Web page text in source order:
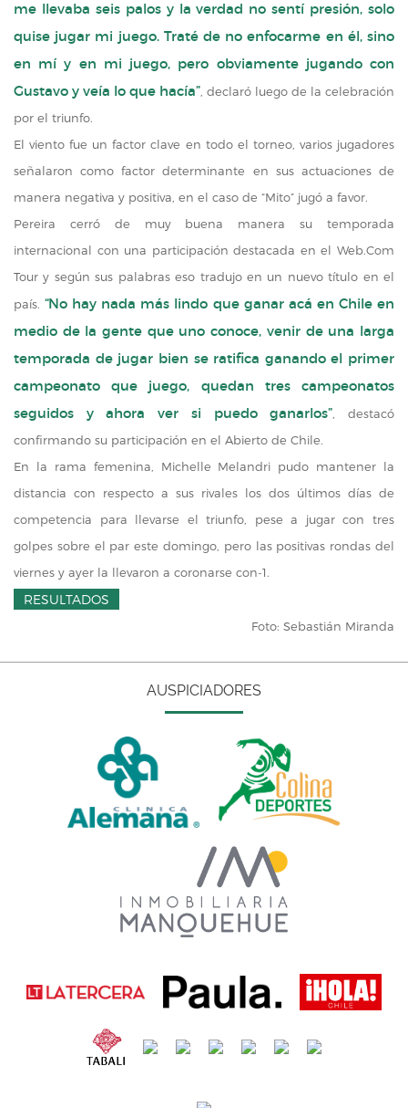
me llevaba seis palos y la verdad no sentí presión, solo
quise jugar mi juego. Traté de no enfocarme en él, sino
en mí y en mi juego, pero obviamente jugando con
Gustavo y veía lo que hacía” , declaró luego de la celebración
por el triunfo.
El viento fue un factor clave en todo el torneo, varios jugadores
señalaron como factor determinante en sus actuaciones de
manera negativa y positiva, en el caso de “Mito” jugó a favor.
Pereira cerró de muy buena manera su temporada
internacional con una participación destacada en el Web.Com
Tour y según sus palabras eso tradujo en un nuevo título en el
país.“No hay nada más lindo que ganar acá en Chile en
medio de la gente que uno conoce, venir de una larga
temporada de jugar bien se ratifica ganando el primer
campeonato que juego, quedan tres campeonatos
seguidos y ahora ver si puedo ganarlos” , destacó
confirmando su participación en el Abierto de Chile.
En la rama femenina, Michelle Melandri pudo mantener la
distancia con respecto a sus rivales los dos últimos días de
competencia para llevarse el triunfo, pese a jugar con tres
golpes sobre el par este domingo, pero las positivas rondas del
viernes y ayer la llevaron a coronarse con-1.
RESULTADOS
Foto: Sebastián Miranda
AUSPICIADORES